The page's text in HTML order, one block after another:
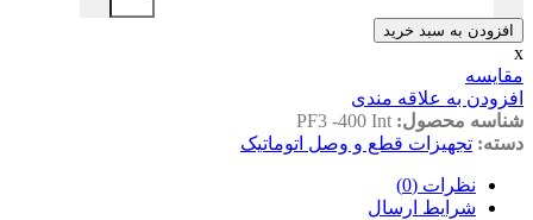
افزودن به سبد خرید
x
مقايسه
افزودن به علاقه مندی
شناسه محصول: PF3 -400 Int
دسته: تجهیزات قطع و وصل اتوماتیک
نظرات (0)
شرایط ارسال